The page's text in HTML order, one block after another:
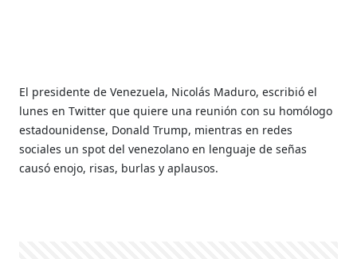
El presidente de Venezuela, Nicolás Maduro, escribió el
lunes en Twitter que quiere una reunión con su homólogo
estadounidense, Donald Trump, mientras en redes
sociales un spot del venezolano en lenguaje de señas
causó enojo, risas, burlas y aplausos.